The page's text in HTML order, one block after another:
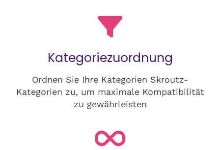
Kategoriezuordnung
Ordnen Sie Ihre Kategorien Skroutz-
Kategorien zu, um maximale Kompatibilität
zu gewährleisten